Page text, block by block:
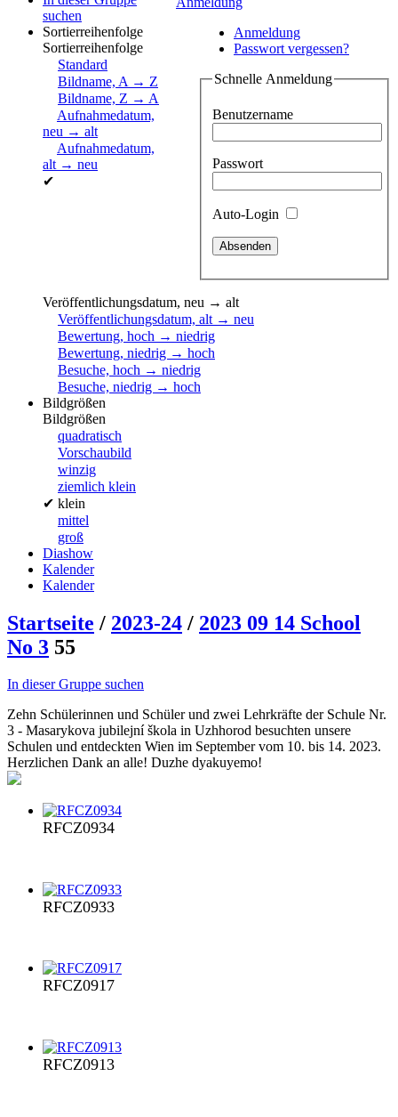
Anmeldung
Passwort vergessen?
Schnelle Anmeldung
Benutzername
Passwort
Auto-Login
suchen
Sortierreihenfolge
Sortierreihenfolge
Standard
Bildname, A → Z
Bildname, Z → A
Aufnahmedatum,
neu → alt
Aufnahmedatum,
alt → neu
✔
Veröffentlichungsdatum, neu → alt
Veröffentlichungsdatum, alt → neu
Bewertung, hoch → niedrig
Bewertung, niedrig → hoch
Besuche, hoch → niedrig
Besuche, niedrig → hoch
Bildgrößen
Bildgrößen
quadratisch
Vorschaubild
winzig
ziemlich klein
✔ klein
mittel
groß
Diashow
Kalender
Kalender
Startseite / 2023-24 / 2023 09 14 School
No 3 55
In dieser Gruppe suchen
Zehn Schülerinnen und Schüler und zwei Lehrkräfte der Schule Nr.
3 - Masarykova jubilejní škola in Uzhhorod besuchten unsere
Schulen und entdeckten Wien im September vom 10. bis 14. 2023.
Herzlichen Dank an alle! Duzhe dyakuyemo!
RFCZ0934
RFCZ0933
RFCZ0917
RFCZ0913